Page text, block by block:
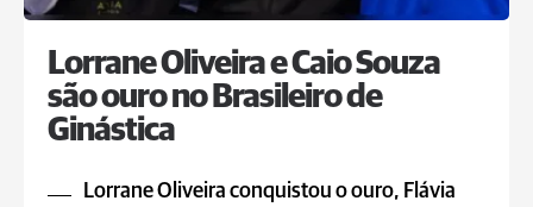
Lorrane Oliveira e Caio Souza
são ouro no Brasileiro de
Ginástica
Lorrane Oliveira conquistou o ouro, Flávia